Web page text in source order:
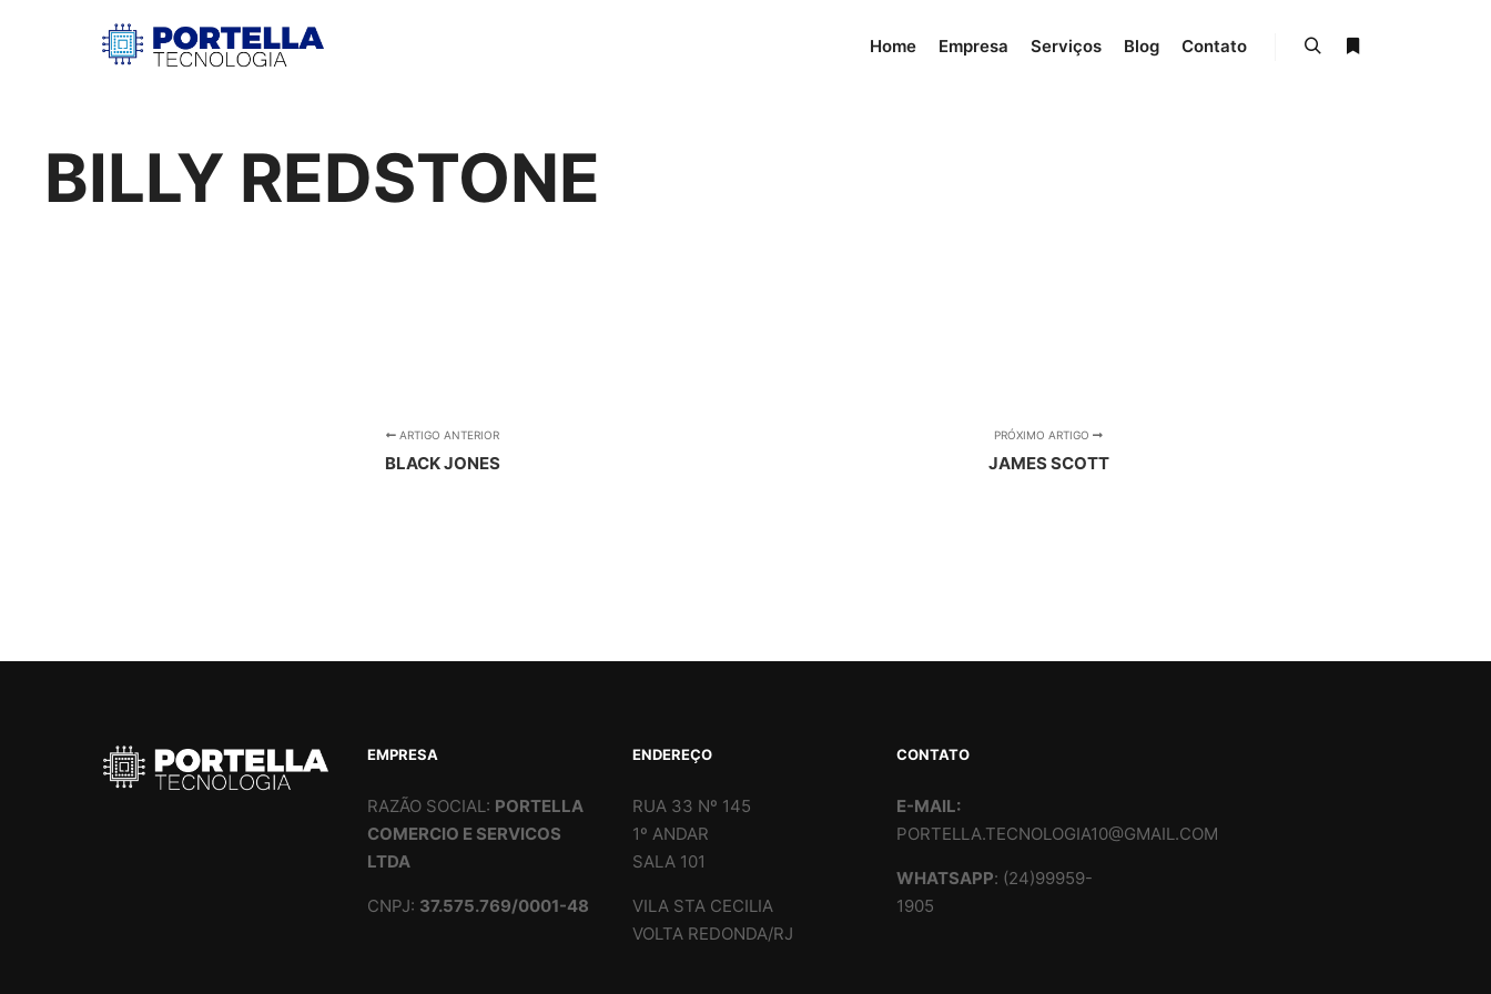
Home Empresa Serviços Blog Contato
BILLY REDSTONE
ARTIGO ANTERIOR
BLACK JONES
PRÓXIMO ARTIGO
JAMES SCOTT
EMPRESA
RAZÃO SOCIAL: PORTELLA
COMERCIO E SERVICOS
LTDA
CNPJ: 37.575.769/0001-48
ENDEREÇO
RUA 33 Nº 145
1º ANDAR
SALA 101
VILA STA CECILIA
VOLTA REDONDA/RJ
CONTATO
E-MAIL:
PORTELLA.TECNOLOGIA10@GMAIL.COM
WHATSAPP: (24)99959-
1905